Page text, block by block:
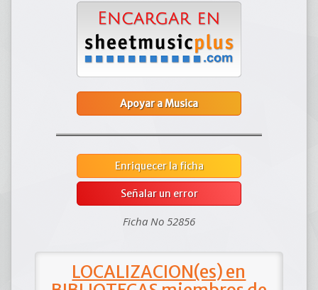
Apoyar a Musica
Enriquecer la ficha
Señalar un error
Ficha No 52856
LOCALIZACION(es) en